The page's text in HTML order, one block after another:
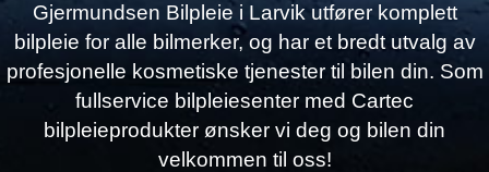
Gjermundsen Bilpleie i Larvik utfører komplett
bilpleie for alle bilmerker, og har et bredt utvalg av
profesjonelle kosmetiske tjenester til bilen din. Som
fullservice bilpleiesenter med Cartec
bilpleieprodukter ønsker vi deg og bilen din
velkommen til oss!